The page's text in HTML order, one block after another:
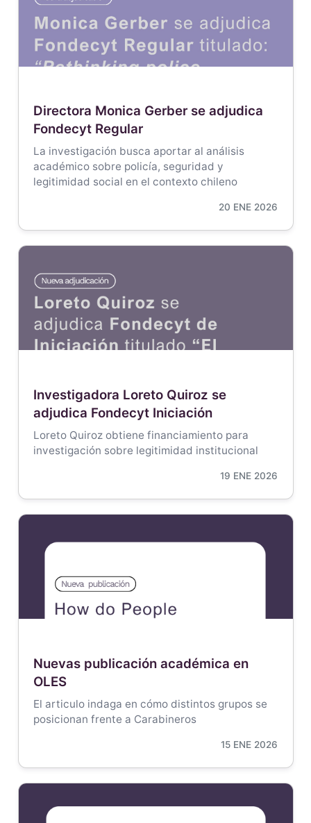
Directora Monica Gerber se adjudica
Fondecyt Regular
La investigación busca aportar al análisis
académico sobre policía, seguridad y
legitimidad social en el contexto chileno
20 ENE 2026
Investigadora Loreto Quiroz se
adjudica Fondecyt Iniciación
Loreto Quiroz obtiene financiamiento para
investigación sobre legitimidad institucional
19 ENE 2026
Nuevas publicación académica en
OLES
El articulo indaga en cómo distintos grupos se
posicionan frente a Carabineros
15 ENE 2026